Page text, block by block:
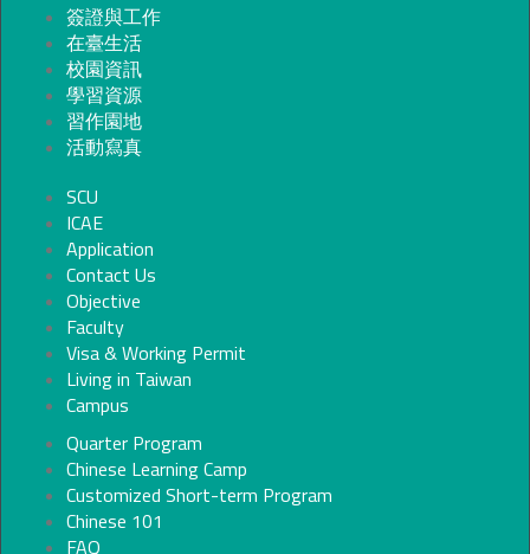
簽證與工作
在臺生活
校園資訊
學習資源
習作園地
活動寫真
SCU
ICAE
Application
Contact Us
Objective
Faculty
Visa & Working Permit
Living in Taiwan
Campus
Quarter Program
Chinese Learning Camp
Customized Short-term Program
Chinese 101
FAQ